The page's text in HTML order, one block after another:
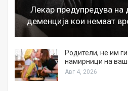
Лекар предупредува на
деменција кои немаат
Родители, не им
намирници на
Авг 4, 2026